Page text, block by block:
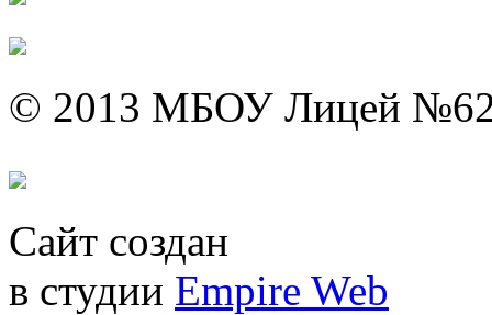
© 2013 МБОУ Лицей
Сайт создан
в студии Empire Web